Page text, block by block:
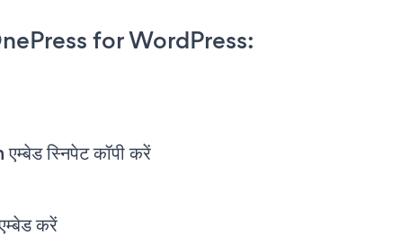
for WordPress:
स्निपेट कॉपी करें
करें